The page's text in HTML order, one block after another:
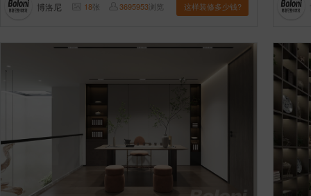
博洛尼 18张 3695953浏览 这样装修多少钱?